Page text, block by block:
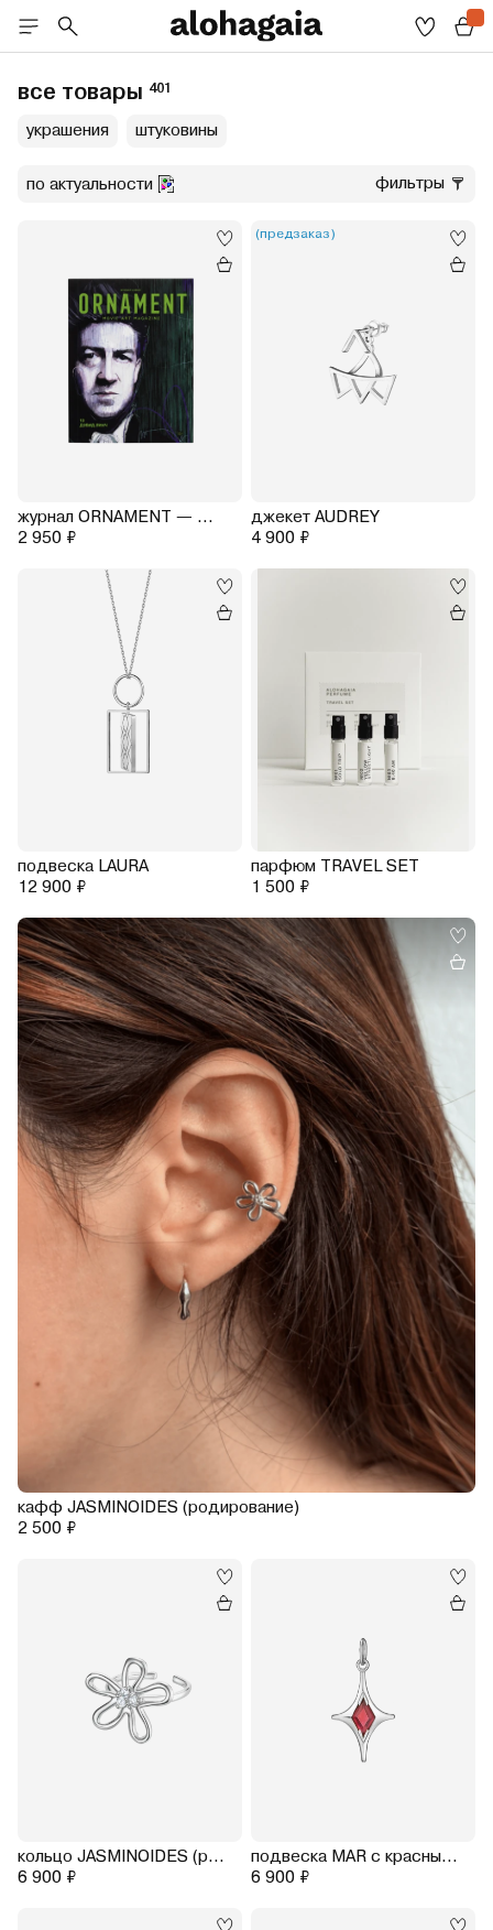
все товары 401
украшения штуковины
по актуальности фильтры
журнал ORNAMENT — DAVID LYNCH
2 950 ₽
(предзаказ)
джекет AUDREY
4 900 ₽
подвеска LAURA
12 900 ₽
парфюм TRAVEL SET
1 500 ₽
кафф JASMINOIDES (родирование)
2 500 ₽
кольцо JASMINOIDES (родирование)
6 900 ₽
подвеска MAR с красным гранатом (родирование)
6 900 ₽